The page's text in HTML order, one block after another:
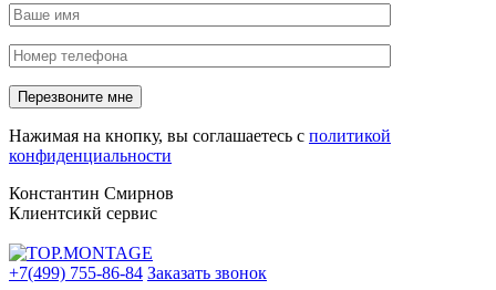
Нажимая на кнопку, вы соглашаетесь с политикой
конфиденциальности
Константин Смирнов
Клиентсикй сервис
+7(499) 755-86-84 Заказать звонок